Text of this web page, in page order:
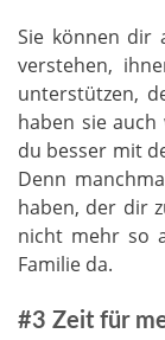
Sie können dir
verstehen,
unterstützen,
haben sie
du besser mit
Denn
haben, der dir
nicht mehr so
Familie da.
#3 Zeit für